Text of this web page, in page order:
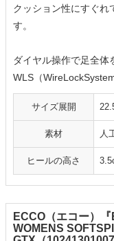
クッション性にすぐれ
す。
ダイヤル操作で足全体
WLS（
サイズ展開
素材 人
ヒールの高さ
ECCO（エコー）
WOMENS